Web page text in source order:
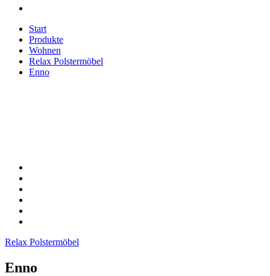
Start
Produkte
Wohnen
Relax Polstermöbel
Enno
Relax Polstermöbel
Enno